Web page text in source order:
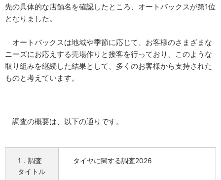
先の具体的な店舗名を確認したところ、オートバックスが第1位
となりました。
オートバックスは地域や季節に応じて、お客様のさまざまな
ニーズにお応えする売場作りと接客を行っており、このような
取り組みを継続した結果として、多くのお客様から支持された
ものと考えています。
調査の概要は、以下の通りです。
1．調査
タイトル
タイヤに関する調査2026